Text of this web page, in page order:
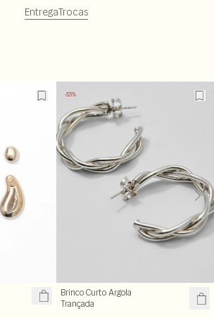
EntregaTrocas
-33%
Brinco Curto Argola
Trançada